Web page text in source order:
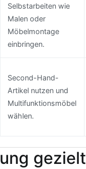
Selbstarbeiten wie
Malen oder
Möbelmontage
einbringen.
Second-Hand-
Artikel nutzen und
Multifunktionsmöbel
wählen.
gezielt